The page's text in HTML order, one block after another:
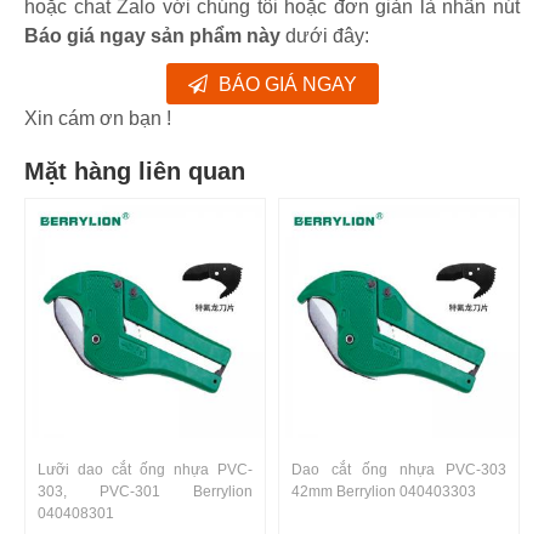
hoặc chat Zalo với chúng tôi hoặc đơn giản là nhấn nút
Báo giá ngay sản phẩm này dưới đây:
BÁO GIÁ NGAY
Xin cám ơn bạn !
Mặt hàng liên quan
Lưỡi dao cắt ống nhựa PVC-
303, PVC-301 Berrylion
040408301
Dao cắt ống nhựa PVC-303
42mm Berrylion 040403303